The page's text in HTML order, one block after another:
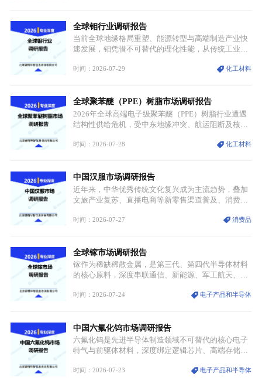
体规模扩张，高附加值领域与规模化工业应用形成两
大独立增长体系。
全球钼行业调研报告
当前全球地缘格局重塑、能源转型与高端制造产业快
速发展，钼凭借不可替代的理化性能，从传统工业金
需格局重构、价值体系重估的新阶段。钼是典型难熔
贯穿传统工业、高端制造、军工、新能源等多个核心
产业，成为现代工业体系中不可或缺的基础材料。
时间：2026-07-29 化工材料
全球聚苯醚（PPE）树脂市场调研报告
2026年全球高端电子级聚苯醚（PPE）树脂行业遭遇
结构性供给危机，受中东地缘冲突、航运阻断及核心
停产，行业长期维持寡头垄断的供应链格局彻底瓦
价无市”的供给真空，并沿高频覆铜板、PCB电路板向
AI服务器、5G基站等高端电子终端持续传导，全产业
链生产、成本、交付均承受巨大压力。
时间：2026-07-28 化工材料
中国汉服市场调研报告
近年来，中华优秀传统文化复兴成为主流趋势，叠加
文旅产业复苏、直播电商等新零售渠道普及、消费群
服不再局限于传统节日、古风活动等小众场景，逐步
重要载体。同时，行业标准落地、生产技术升级、原
创设计能力提升，进一步夯实产业发展根基，吸引传
统服饰品牌、文旅企业等跨界入局，市场活力持续释
时间：2026-07-27 消费品
全球镓市场调研报告
镓作为稀缺稀散金属，是第三代、第四代半导体材料
的核心原料，深度串联通信、新能源、军工航天、光
与大国科技博弈的关键战略资源。镓并非传统大宗金
领域渗透”的战略体系，成为全球科技产业运转的刚
需资源。
时间：2026-07-24 电子产品和半导体
中国六氟化钨市场调研报告
六氟化钨是先进半导体制造领域不可替代的核心电子
特气与前驱体材料，深度绑定逻辑芯片、高端存储芯
沉积（CVD）、原子层沉积（ALD）工艺专用前驱体
时间：2026-07-23 电子产品和半导体